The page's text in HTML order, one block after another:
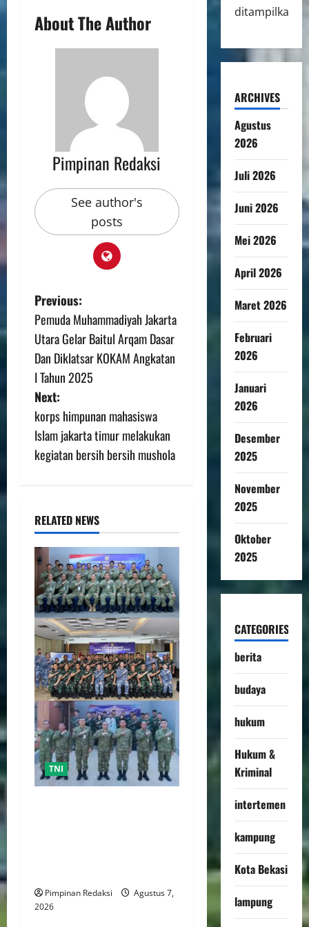
About The Author
Pimpinan Redaksi
See author's
posts
Previous:
Pemuda Muhammadiyah Jakarta
Utara Gelar Baitul Arqam Dasar
Dan Diklatsar KOKAM Angkatan
I Tahun 2025
Next:
korps himpunan mahasiswa
Islam jakarta timur melakukan
kegiatan bersih bersih mushola
RELATED NEWS
TNI
Pimpinan Redaksi
Agustus 7,
2026
ditampilkan.
ARCHIVES
Agustus
2026
Juli 2026
Juni 2026
Mei 2026
April 2026
Maret 2026
Februari
2026
Januari
2026
Desember
2025
November
2025
Oktober
2025
CATEGORIES
berita
budaya
hukum
Hukum &
Kriminal
intertemen
kampung
Kota Bekasi
lampung